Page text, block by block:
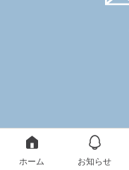
ホーム お知らせ